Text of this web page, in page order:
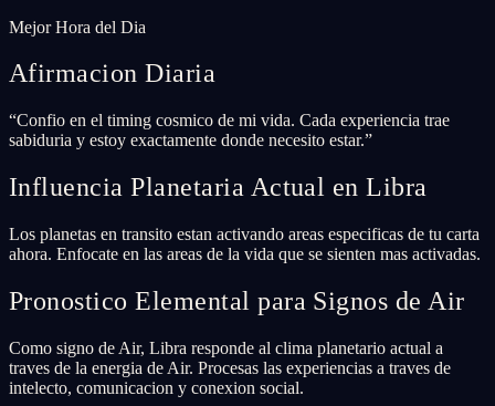
Mejor Hora del Dia
Afirmacion Diaria
“Confio en el timing cosmico de mi vida. Cada experiencia trae
sabiduria y estoy exactamente donde necesito estar.”
Influencia Planetaria Actual en Libra
Los planetas en transito estan activando areas especificas de tu carta
ahora. Enfocate en las areas de la vida que se sienten mas activadas.
Pronostico Elemental para Signos de Air
Como signo de Air, Libra responde al clima planetario actual a
traves de la energia de Air. Procesas las experiencias a traves de
intelecto, comunicacion y conexion social.